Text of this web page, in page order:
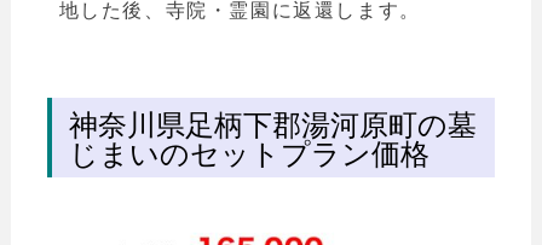
地した後、寺院・霊園に返還します。
神奈川県足柄下郡湯河原町の墓
じまいのセットプラン価格